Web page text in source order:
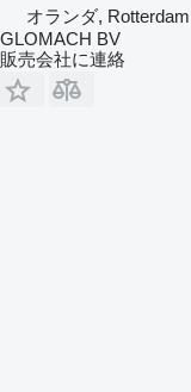
オランダ, Rotterdam
GLOMACH BV
販売会社に連絡